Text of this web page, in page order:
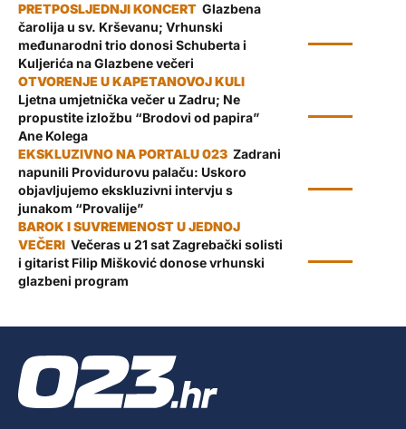
Glazbena
čarolija u sv. Krševanu; Vrhunski
međunarodni trio donosi Schuberta i
Kuljerića na Glazbene večeri
Ljetna umjetnička večer u Zadru; Ne
propustite izložbu “Brodovi od papira”
Ane Kolega
Zadrani
napunili Providurovu palaču: Uskoro
objavljujemo ekskluzivni intervju s
junakom “Provalije”
Večeras u 21 sat Zagrebački solisti
i gitarist Filip Mišković donose vrhunski
glazbeni program